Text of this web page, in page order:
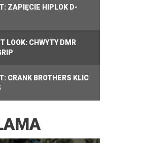
ZAPIĘCIE HIPLOK D-
LOOK: CHWYTY DMR
CRANK BROTHERS KLIC